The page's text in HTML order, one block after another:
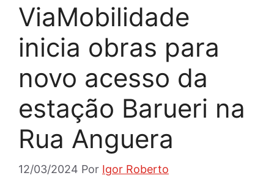
ViaMobilidade
inicia obras para
novo acesso da
estação Barueri na
Rua Anguera
12/03/2024 Por Igor Roberto